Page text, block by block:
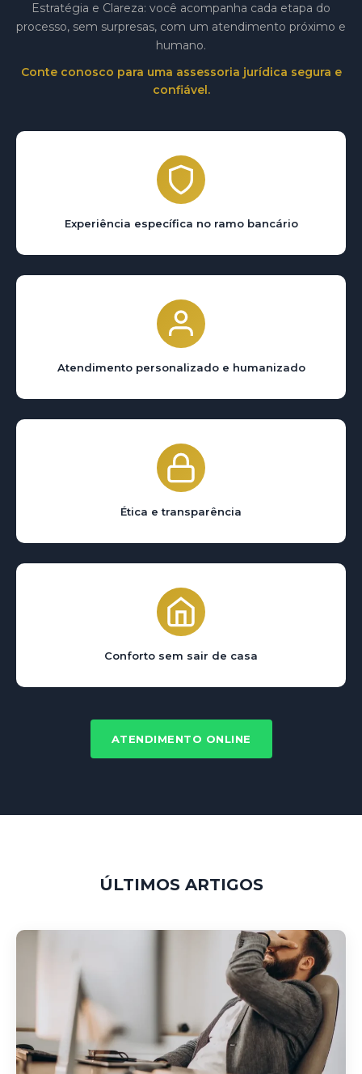
Estratégia e Clareza: você acompanha cada etapa do
processo, sem surpresas, com um atendimento próximo e
humano.
Conte conosco para uma assessoria jurídica segura e
confiável.
Experiência específica no ramo bancário
Atendimento personalizado e humanizado
Ética e transparência
Conforto sem sair de casa
ATENDIMENTO ONLINE
ÚLTIMOS ARTIGOS